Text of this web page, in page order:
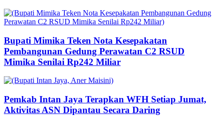
Bupati Mimika Teken Nota Kesepakatan
Pembangunan Gedung Perawatan C2 RSUD
Mimika Senilai Rp242 Miliar
Pemkab Intan Jaya Terapkan WFH Setiap Jumat,
Aktivitas ASN Dipantau Secara Daring